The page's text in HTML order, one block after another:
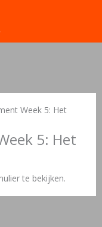
Week 5: Het
5: Het
te bekijken.